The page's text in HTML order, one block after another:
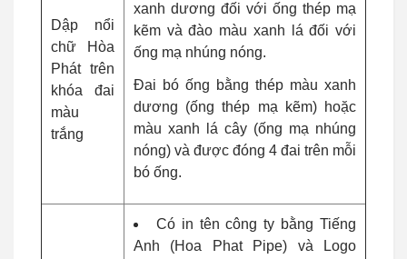
Dập nổi
chữ Hòa
Phát trên
khóa đai
màu
trắng
xanh dương đối với ống thép mạ
kẽm và đào màu xanh lá đối với
ống mạ nhúng nóng.
Đai bó ống bằng thép màu xanh
dương (ống thép mạ kẽm) hoặc
màu xanh lá cây (ống mạ nhúng
nóng) và được đóng 4 đai trên mỗi
bó ống.
Có in tên công ty bằng Tiếng
Anh (Hoa Phat Pipe) và Logo